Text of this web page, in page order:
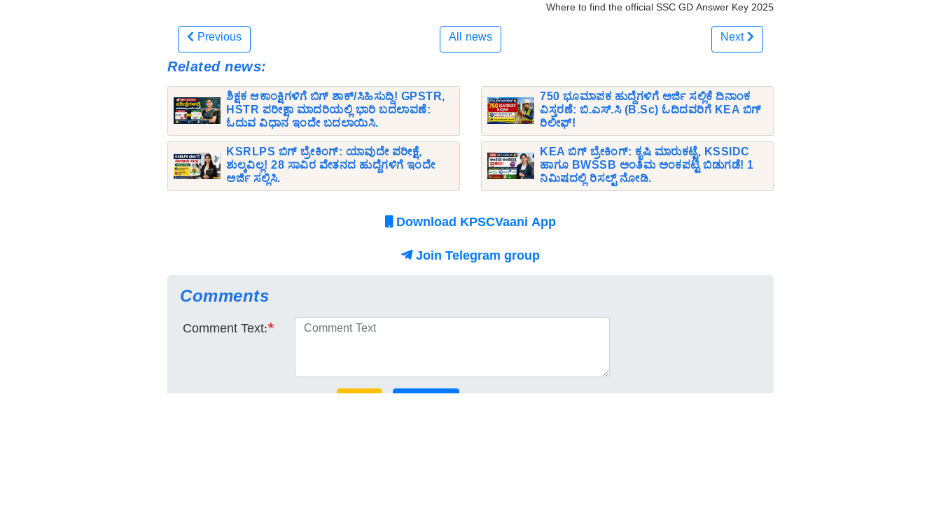
Where to find the official SSC GD Answer Key 2025
Previous All news
Next
Related news:
ಶಿಕ್ಷಕ ಆಕಾಂಕ್ಷಿಗಳಿಗೆ ಬಿಗ್ ಶಾಕ್/ಸಿಹಿಸುದ್ದಿ! GPSTR,
HSTR ಪರೀಕ್ಷಾ ಮಾದರಿಯಲ್ಲಿ ಭಾರಿ ಬದಲಾವಣೆ:
ಓದುವ ವಿಧಾನ ಇಂದೇ ಬದಲಾಯಿಸಿ.
750 ಭೂಮಾಪಕ ಹುದ್ದೆಗಳಿಗೆ ಅರ್ಜಿ ಸಲ್ಲಿಕೆ ದಿನಾಂಕ
ವಿಸ್ತರಣೆ: ಬಿ.ಎಸ್.ಸಿ (B.Sc) ಓದಿದವರಿಗೆ KEA ಬಿಗ್
ರಿಲೀಫ್!
KSRLPS ಬಿಗ್ ಬ್ರೇಕಿಂಗ್: ಯಾವುದೇ ಪರೀಕ್ಷೆ,
ಶುಲ್ಕವಿಲ್ಲ! 28 ಸಾವಿರ ವೇತನದ ಹುದ್ದೆಗಳಿಗೆ ಇಂದೇ
ಅರ್ಜಿ ಸಲ್ಲಿಸಿ.
KEA ಬಿಗ್ ಬ್ರೇಕಿಂಗ್: ಕೃಷಿ ಮಾರುಕಟ್ಟೆ, KSSIDC
ಹಾಗೂ BWSSB ಅಂತಿಮ ಅಂಕಪಟ್ಟಿ ಬಿಡುಗಡೆ! 1
ನಿಮಿಷದಲ್ಲಿ ರಿಸಲ್ಟ್ ನೋಡಿ.
Download KPSCVaani App
Join Telegram group
Comments
Comment Text:*